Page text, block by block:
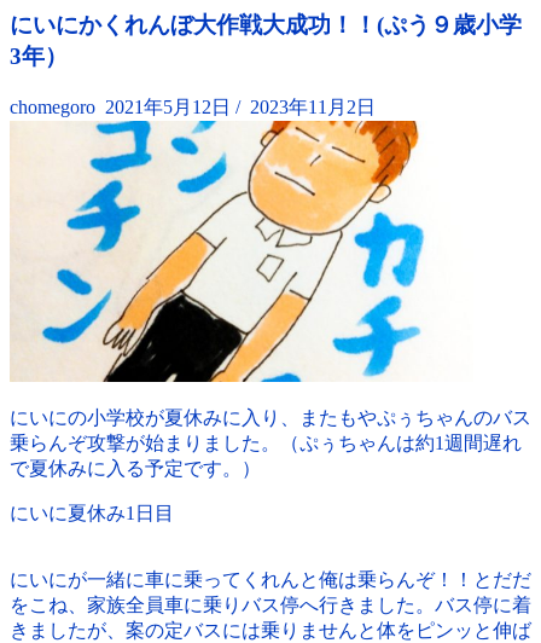
にいにかくれんぼ大作戦大成功！！(ぷう９歳小学
3年）
chomegoro 2021年5月12日 / 2023年11月2日
にいにの小学校が夏休みに入り、またもやぷぅちゃんのバス
乗らんぞ攻撃が始まりました。（ぷぅちゃんは約1週間遅れ
で夏休みに入る予定です。）
にいに夏休み1日目
にいにが一緒に車に乗ってくれんと俺は乗らんぞ！！とだだ
をこね、家族全員車に乗りバス停へ行きました。バス停に着
きましたが、案の定バスには乗りませんと体をピンッと伸ば